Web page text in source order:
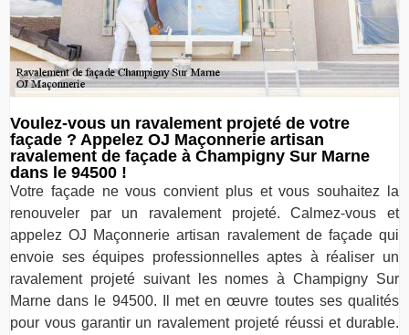
Voulez-vous un ravalement projeté de votre
façade ? Appelez OJ Maçonnerie artisan
ravalement de façade à Champigny Sur Marne
dans le 94500 !
Votre façade ne vous convient plus et vous souhaitez la
renouveler par un ravalement projeté. Calmez-vous et
appelez OJ Maçonnerie artisan ravalement de façade qui
envoie ses équipes professionnelles aptes à réaliser un
ravalement projeté suivant les nomes à Champigny Sur
Marne dans le 94500. Il met en œuvre toutes ses qualités
pour vous garantir un ravalement projeté réussi et durable.